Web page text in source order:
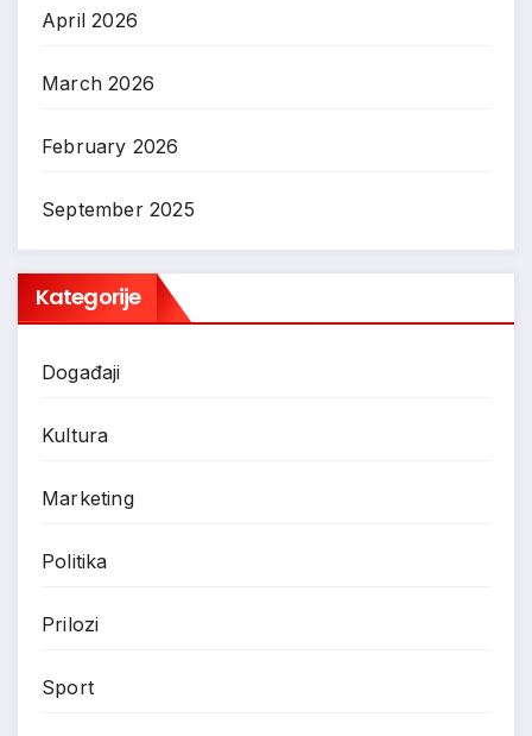
April 2026
March 2026
February 2026
September 2025
Kategorije
Događaji
Kultura
Marketing
Politika
Prilozi
Sport